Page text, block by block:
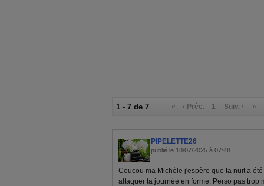
1 - 7 de 7 « ‹ Préc. 1 Suiv. › »
PIPELETTE26
publié le 18/07/2025 à 07:48
Coucou ma Michèle j'espère que ta nuit a
attaquer ta journée en forme. Perso pas trop